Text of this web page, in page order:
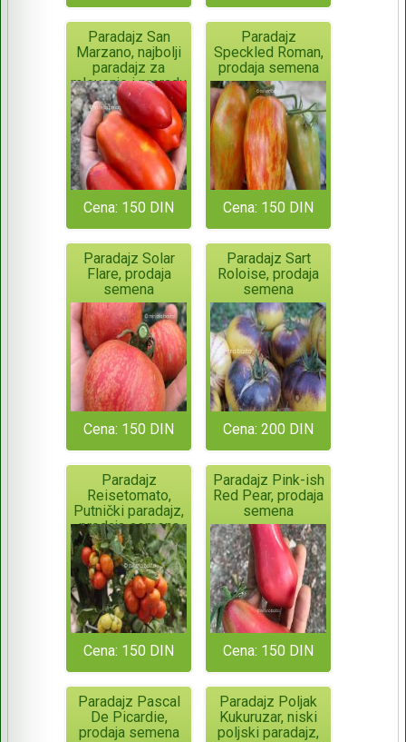
Paradajz San
Marzano, najbolji
paradajz za
mlevenje i preradu
Cena: 150 DIN
Paradajz
Speckled Roman,
prodaja semena
Cena: 150 DIN
Paradajz Solar
Flare, prodaja
semena
Cena: 150 DIN
Paradajz Sart
Roloise, prodaja
semena
Cena: 200 DIN
Paradajz
Reisetomato,
Putnički paradajz,
prodaja semena
Cena: 150 DIN
Paradajz Pink-ish
Red Pear, prodaja
semena
Cena: 150 DIN
Paradajz Pascal
De Picardie,
prodaja semena
Paradajz Poljak
Kukuruzar, niski
poljski paradajz,